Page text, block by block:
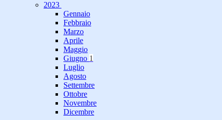
2023
Gennaio
Febbraio
Marzo
Aprile
Maggio
Giugno 1
Luglio
Agosto
Settembre
Ottobre
Novembre
Dicembre